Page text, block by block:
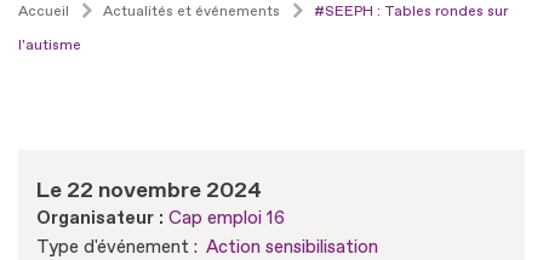
Accueil Actualités et événements
#SEEPH : Tables rondes sur
l'autisme
Le 22 novembre 2024
Organisateur : Cap emploi 16
Type d'événement : Action sensibilisation